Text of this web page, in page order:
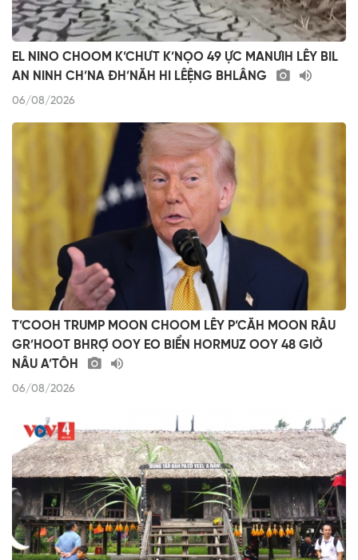
EL NINO CHOOM K’CHƯT K’NỌO 49 ỰC MANƯIH LÊY BIL
AN NINH CH’NA ĐH’NĂH HI LÊỆNG BHLÂNG
06/08/2026
T’COOH TRUMP MOON CHOOM LÊY P’CĂH MOON RÂU
GR’HOOT BHRỢ OOY EO BIỂN HORMUZ OOY 48 GIỜ
NÂU A’TÔH
06/08/2026